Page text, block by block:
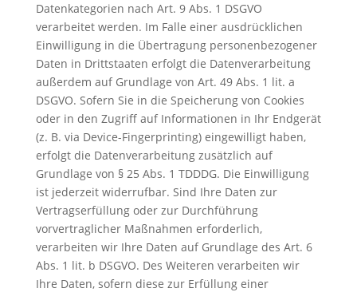
Datenkategorien nach Art. 9 Abs. 1 DSGVO
verarbeitet werden. Im Falle einer ausdrücklichen
Einwilligung in die Übertragung personenbezogener
Daten in Drittstaaten erfolgt die Datenverarbeitung
außerdem auf Grundlage von Art. 49 Abs. 1 lit. a
DSGVO. Sofern Sie in die Speicherung von Cookies
oder in den Zugriff auf Informationen in Ihr Endgerät
(z. B. via Device-Fingerprinting) eingewilligt haben,
erfolgt die Datenverarbeitung zusätzlich auf
Grundlage von § 25 Abs. 1 TDDDG. Die Einwilligung
ist jederzeit widerrufbar. Sind Ihre Daten zur
Vertragserfüllung oder zur Durchführung
vorvertraglicher Maßnahmen erforderlich,
verarbeiten wir Ihre Daten auf Grundlage des Art. 6
Abs. 1 lit. b DSGVO. Des Weiteren verarbeiten wir
Ihre Daten, sofern diese zur Erfüllung einer